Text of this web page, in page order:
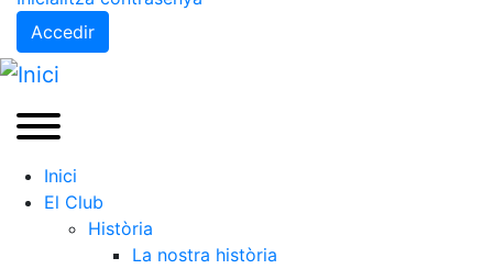
Accedir
Inici
El Club
Història
La nostra història